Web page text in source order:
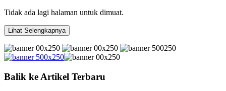
Tidak ada lagi halaman untuk dimuat.
Lihat Selengkapnya
Balik ke Artikel Terbaru